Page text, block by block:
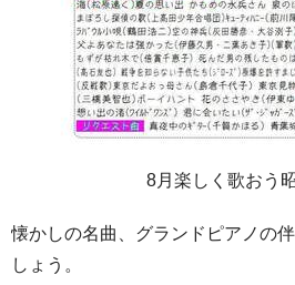
8月楽しく歌おう
懐かしの名曲、グランドピアノの
しょう。